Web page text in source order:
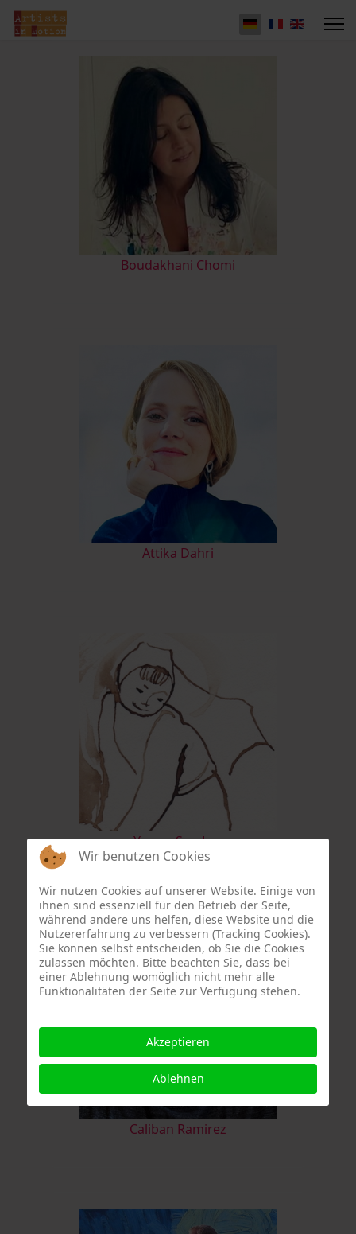
Boudakhani Chomi
Attika Dahri
Young-Soo Lee
Caliban Ramirez
Wir benutzen Cookies
Wir nutzen Cookies auf unserer Website. Einige von
ihnen sind essenziell für den Betrieb der Seite,
während andere uns helfen, diese Website und die
Nutzererfahrung zu verbessern (Tracking Cookies).
Sie können selbst entscheiden, ob Sie die Cookies
zulassen möchten. Bitte beachten Sie, dass bei
einer Ablehnung womöglich nicht mehr alle
Funktionalitäten der Seite zur Verfügung stehen.
Akzeptieren
Ablehnen